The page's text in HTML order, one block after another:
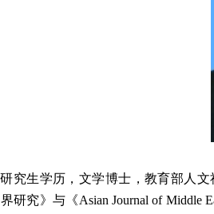
究生学历，文学博士，教育部人
界研究》与《Asian Journal of Middle